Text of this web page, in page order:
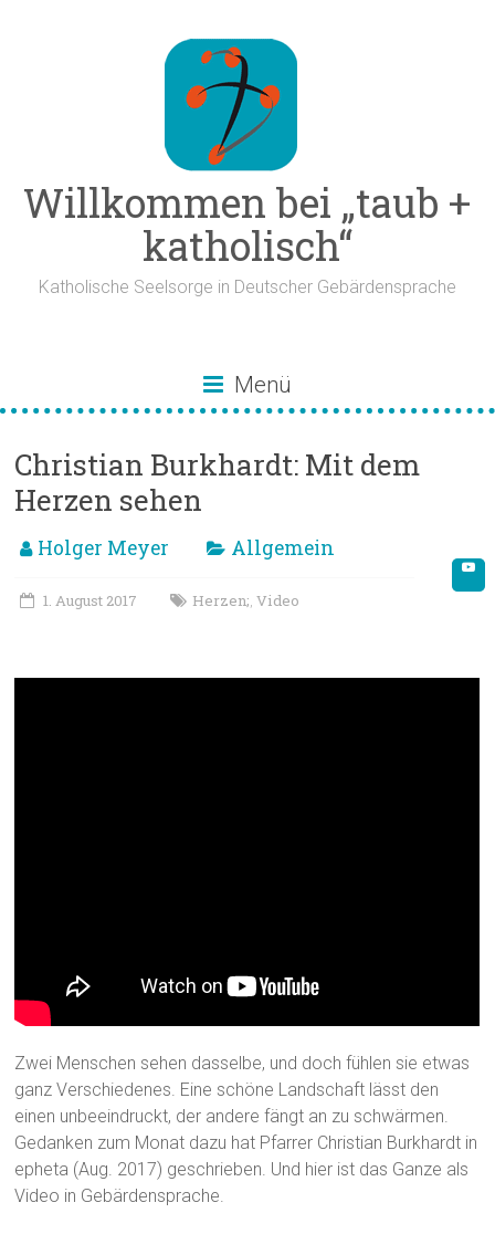
Willkommen bei „taub +
katholisch“
Katholische Seelsorge in Deutscher Gebärdensprache
Menü
Christian Burkhardt: Mit dem
Herzen sehen
Holger Meyer Allgemein
1. August 2017 Herzen;,Video
Zwei Menschen sehen dasselbe, und doch fühlen sie etwas
ganz Verschiedenes. Eine schöne Landschaft lässt den
einen unbeeindruckt, der andere fängt an zu schwärmen.
Gedanken zum Monat dazu hat Pfarrer Christian Burkhardt in
epheta (Aug. 2017) geschrieben. Und hier ist das Ganze als
Video in Gebärdensprache.